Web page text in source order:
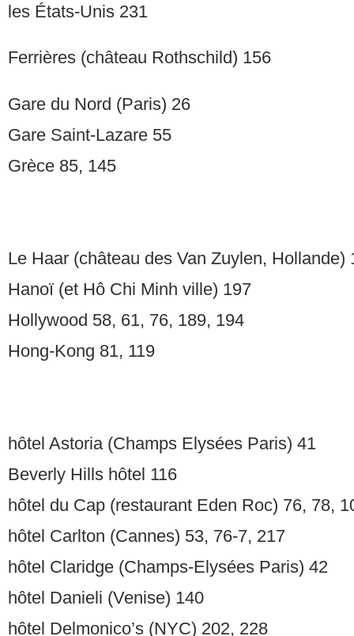
les États-Unis 231
Ferrières (château Rothschild) 156
Gare du Nord (Paris) 26
Gare Saint-Lazare 55
Grèce 85, 145
Le Haar (château des Van Zuylen, Hollande)
Hanoï (et Hô Chi Minh ville) 197
Hollywood 58, 61, 76, 189, 194
Hong-Kong 81, 119
hôtel Astoria (Champs Elysées Paris) 41
Beverly Hills hôtel 116
hôtel du Cap (restaurant Eden Roc) 76, 78,
hôtel Carlton (Cannes) 53, 76-7, 217
hôtel Claridge (Champs-Elysées Paris) 42
hôtel Danieli (Venise) 140
hôtel Delmonico’s (NYC) 202, 228